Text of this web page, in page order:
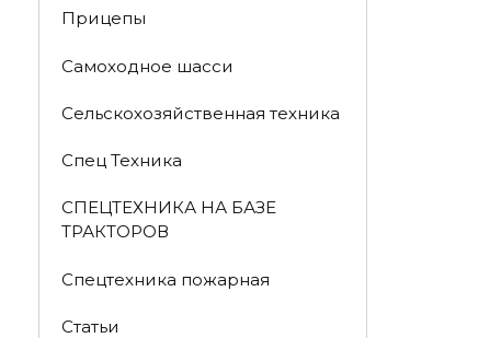
Прицепы
Самоходное шасси
Сельскохозяйственная техника
Спец Техника
СПЕЦТЕХНИКА НА БАЗЕ
ТРАКТОРОВ
Спецтехника пожарная
Статьи